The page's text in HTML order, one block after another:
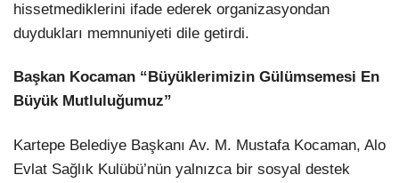
hissetmediklerini ifade ederek organizasyondan
duydukları memnuniyeti dile getirdi.
Başkan Kocaman “Büyüklerimizin Gülümsemesi En
Büyük Mutluluğumuz”
Kartepe Belediye Başkanı Av. M. Mustafa Kocaman, Alo
Evlat Sağlık Kulübü’nün yalnızca bir sosyal destek